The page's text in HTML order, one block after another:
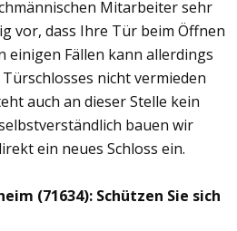
Mitarbeiter sehr
vor, dass Ihre Tür beim Öffnen
einigen Fällen kann allerdings
nicht vermieden
auch an dieser Stelle kein
bauen wir
ein neues Schloss ein.
(71634): Schützen Sie sich